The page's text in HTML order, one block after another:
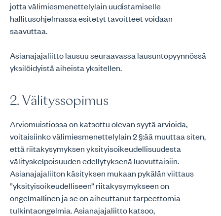
jotta välimiesmenettelylain uudistamiselle
hallitusohjelmassa esitetyt tavoitteet voidaan
saavuttaa.
Asianajajaliitto lausuu seuraavassa lausuntopyynnössä
yksilöidyistä aiheista yksitellen.
2. Välityssopimus
Arviomuistiossa on katsottu olevan syytä arvioida,
voitaisiinko välimiesmenettelylain 2 §:ää muuttaa siten,
että riitakysymyksen yksityisoikeudellisuudesta
välityskelpoisuuden edellytyksenä luovuttaisiin.
Asianajajaliiton käsityksen mukaan pykälän viittaus
”yksityisoikeudelliseen” riitakysymykseen on
ongelmallinen ja se on aiheuttanut tarpeettomia
tulkintaongelmia. Asianajajaliitto katsoo,